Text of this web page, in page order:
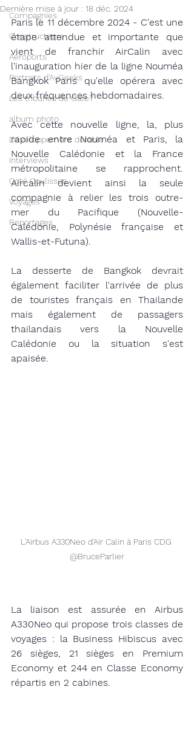
Compagnies
Constructeurs
Aéroports
Portraits d'AvGeeks
Les tribunes de Gate7
album photo
Développement durable
Interviews
Coté Coulisses
Voyages
Reportages
Dernière mise à jour : 18 déc. 2024
Paris le 11 décembre 2024 - C'est une
étape attendue et importante que
vient de franchir AirCalin avec
l'inauguration hier de la ligne Nouméa
Bangkok Paris qu'elle opérera avec
deux fréquences hebdomadaires.
Avec cette nouvelle ligne, la, plus
rapide entre Nouméa et Paris, la
Nouvelle Calédonie et la France
métropolitaine se rapprochent.
Aircalin devient ainsi la seule
compagnie à relier les trois outre-
mer du Pacifique (Nouvelle-
Calédonie, Polynésie française et
Wallis-et-Futuna).
La desserte de Bangkok devrait
également faciliter l'arrivée de plus
de touristes français en Thailande
mais également de passagers
thailandais vers la Nouvelle
Calédonie ou la situation s'est
apaisée.
L'Airbus A330Neo d'Air Calin à Paris CDG
@BruceParlier
La liaison est assurée en Airbus
A330Neo qui propose trois classes de
26 sièges, 21 sièges en Premium
Economy et 244 en Classe Economy
répartis en 2 cabines.